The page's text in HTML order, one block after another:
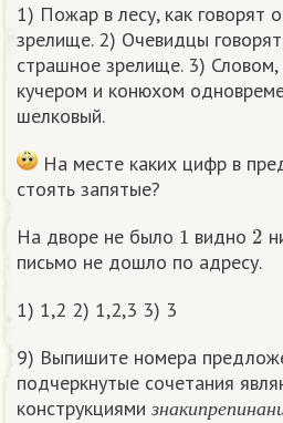
1) Пожар в лесу, как говорят
зрелище. 2) Очевидцы
страшное зрелище. 3)
кучером и конюхом
шелковый.
На месте каких цифр в
стоять запятые?
На дворе не было 1 видно 2
письмо не дошло по адресу.
1) 1,2 2) 1,2,3 3) 3
9) Выпишите номера
подчеркнутые сочетания
конструкциями
з н а к и п р е п и н а н
знакипрепинан